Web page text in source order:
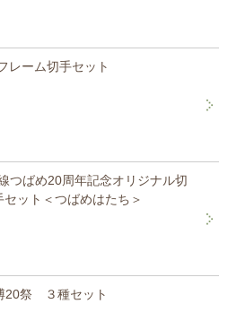
レーム切手セット
つばめ20周年記念オリジナル切
セット＜つばめはたち＞
20祭 ３種セット